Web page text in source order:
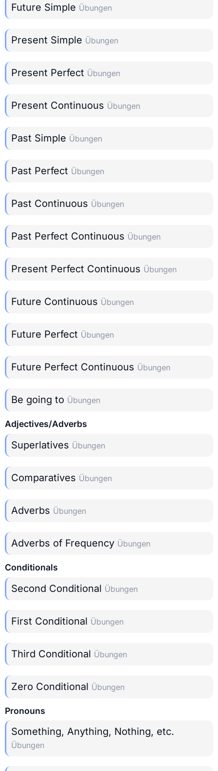
Future Simple Übungen
Present Simple Übungen
Present Perfect Übungen
Present Continuous Übungen
Past Simple Übungen
Past Perfect Übungen
Past Continuous Übungen
Past Perfect Continuous Übungen
Present Perfect Continuous Übungen
Future Continuous Übungen
Future Perfect Übungen
Future Perfect Continuous Übungen
Be going to Übungen
Adjectives/Adverbs
Superlatives Übungen
Comparatives Übungen
Adverbs Übungen
Adverbs of Frequency Übungen
Conditionals
Second Conditional Übungen
First Conditional Übungen
Third Conditional Übungen
Zero Conditional Übungen
Pronouns
Something, Anything, Nothing, etc.
Übungen